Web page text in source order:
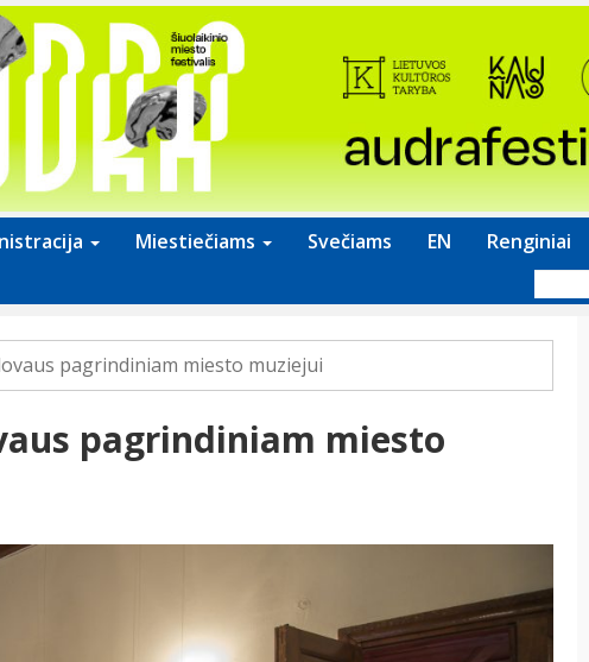
Miestiečiams Svečiams EN Renginiai
forma
pagrindiniam miesto muziejui
pagrindiniam miesto